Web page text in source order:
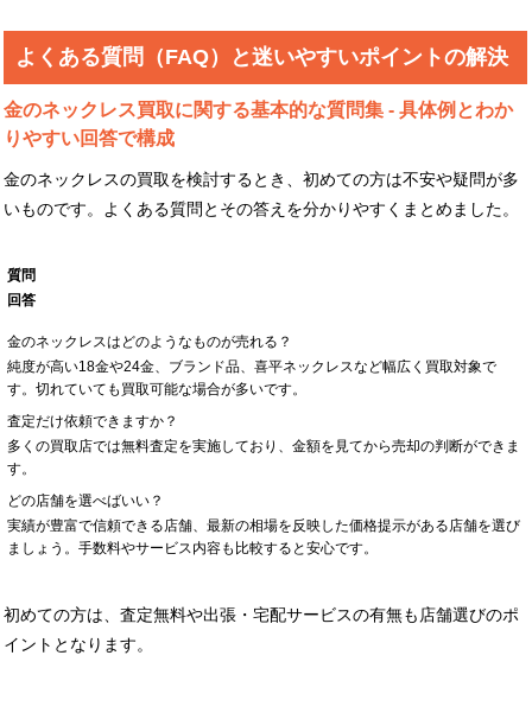
よくある質問（FAQ）と迷いやすいポイントの解決
金のネックレス買取に関する基本的な質問集 - 具体例とわか
りやすい回答で構成
金のネックレスの買取を検討するとき、初めての方は不安や疑問が多
いものです。よくある質問とその答えを分かりやすくまとめました。
質問
回答
金のネックレスはどのようなものが売れる？
純度が高い18金や24金、ブランド品、喜平ネックレスなど幅広く買取対象で
す。切れていても買取可能な場合が多いです。
査定だけ依頼できますか？
多くの買取店では無料査定を実施しており、金額を見てから売却の判断ができま
す。
どの店舗を選べばいい？
実績が豊富で信頼できる店舗、最新の相場を反映した価格提示がある店舗を選び
ましょう。手数料やサービス内容も比較すると安心です。
初めての方は、査定無料や出張・宅配サービスの有無も店舗選びのポ
イントとなります。